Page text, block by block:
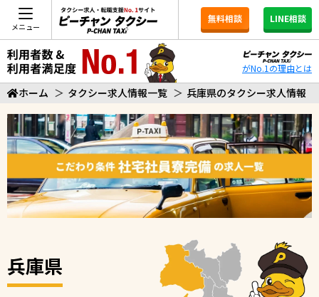
メニュー
無料相談 LINE相談
がNo.1の理由とは
ホーム ＞ タクシー求人情報一覧 ＞ 兵庫県のタクシー求人情報
兵庫県